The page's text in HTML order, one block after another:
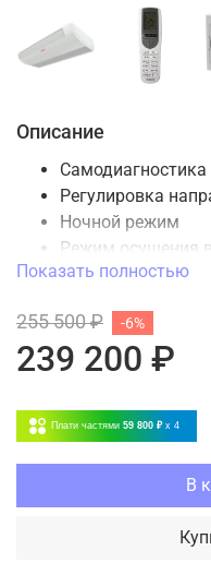
Описание
Самодиагностика
Регулировка
Ночной режим
Режим осушения
Таймер
Режим вентиляции
Теплый пуск
Показать полностью
255 500 ₽
239 200 ₽
-6%
Плати частями 59 800 ₽ x 4
В